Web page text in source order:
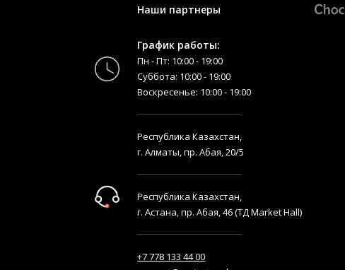
Наши партнеры
График работы:
Пн - Пт: 10:00 - 19:00
Суббота: 10:00 - 19:00
Воскресенье: 10:00 - 19:00
Республика Казахстан,
г. Алматы, пр. Абая, 20/5
Республика Казахстан,
г. Астана, пр. Абая, 46 (ТД Market Hall)
+7 778 133 44 00